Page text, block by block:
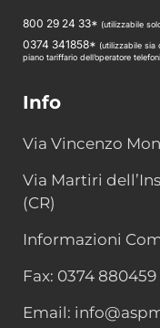
800 29 24 33* (utilizzabile
0374 341858* (utilizzabile sia
piano tariffario dell’operatore
Info
Via Vincenzo
Via Martiri
(CR)
Informazioni
Fax: 0374 880459
Email: